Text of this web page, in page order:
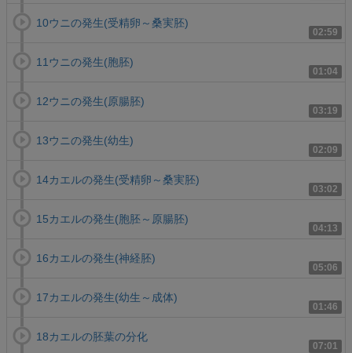
02:59
10ウニの発生(受精卵～桑実胚)
01:04
11ウニの発生(胞胚)
03:19
12ウニの発生(原腸胚)
02:09
13ウニの発生(幼生)
03:02
14カエルの発生(受精卵～桑実胚)
04:13
15カエルの発生(胞胚～原腸胚)
05:06
16カエルの発生(神経胚)
01:46
17カエルの発生(幼生～成体)
07:01
18カエルの胚葉の分化